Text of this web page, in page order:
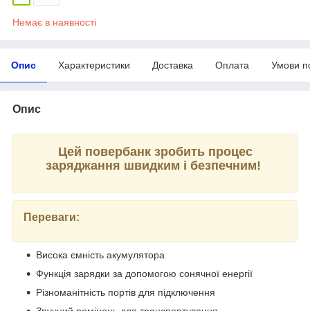
Немає в наявності
Опис Характеристики Доставка Оплата Умови
Опис
Цей повербанк зробить процес
заряджання швидким і безпечним!
Переваги:
Висока ємність акумулятора
Функція зарядки за допомогою сонячної енергії
Різноманітність портів для підключення